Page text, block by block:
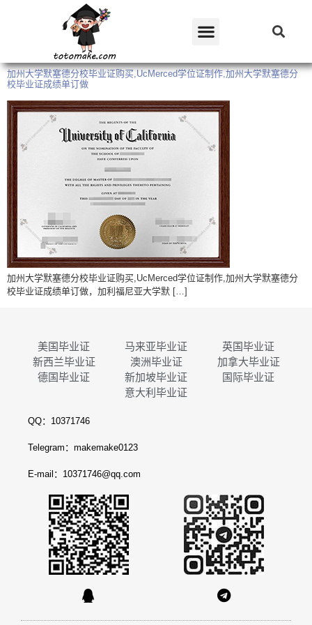
加州大学默塞德分校毕业证购买,UcMerced学位证制作,加州大学默塞德分
校毕业证成绩单订做
加州大学默塞德分校毕业证购买,UcMerced学位证制作,加州大学默塞德分
校毕业证成绩单订做，加利福尼亚大学默 […]
美国毕业证 马来亚毕业证
英国毕业证
新西兰毕业证
澳洲毕业证
加拿大毕业证
德国毕业证
新加坡毕业证
国际毕业证
意大利毕业证
QQ：10371746
Telegram：makemake0123
E-mail：10371746@qq.com